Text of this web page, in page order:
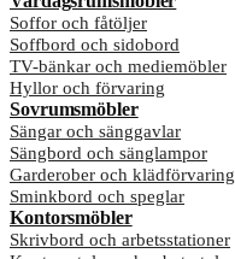
Soffor och fåtöljer
Soffbord och sidobord
TV-bänkar och mediemöbler
Hyllor och förvaring
Sovrumsmöbler
Sängar och sänggavlar
Sängbord och sänglampor
Garderober och klädförvaring
Sminkbord och speglar
Kontorsmöbler
Skrivbord och arbetsstationer